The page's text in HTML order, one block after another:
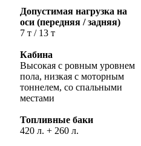
Допустимая нагрузка на
оси (передняя / задняя)
7 т / 13 т
Кабина
Высокая с ровным уровнем
пола, низкая с моторным
тоннелем, со спальными
местами
Топливные баки
420 л. + 260 л.